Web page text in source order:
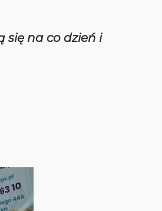
się na co dzień i